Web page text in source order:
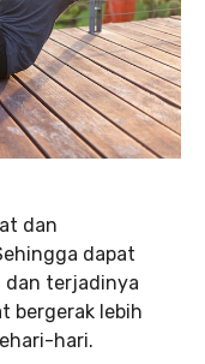
dan
dapat
dan terjadinya
bergerak lebih
hari.